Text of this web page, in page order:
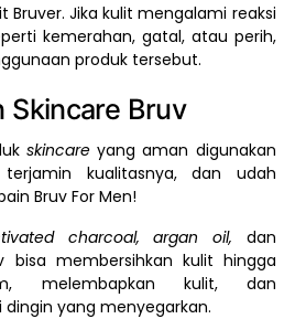
Bruver. Jika kulit mengalami reaksi
kemerahan, gatal, atau perih,
produk tersebut.
Skincare Bruv
skincareyang aman digunakan
kualitasnya, dan udah
Bruv For Men!
charcoal, argan oil, dan
bisa membersihkan kulit hingga
melembapkan kulit, dan
yang menyegarkan.